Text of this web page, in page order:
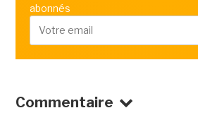
abonnés
Commentaire